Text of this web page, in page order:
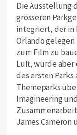
Die Ausstellung
grösseren
integriert, der in
Orlando
zum Film zu
Luft, wurde
des ersten Parks
Themeparks
Imagineering
James Cameron